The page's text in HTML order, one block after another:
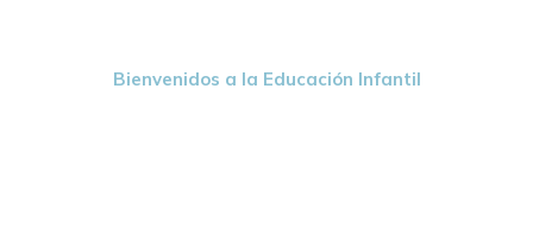
Bienvenidos a la Educación Infantil